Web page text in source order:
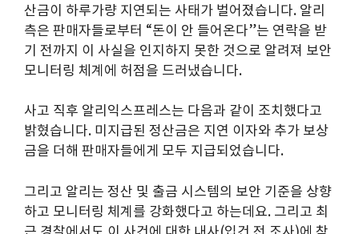
산금이 하루가량 지연되는 사태가 벌어졌습니다. 알리
측은 판매자들로부터 “돈이 안 들어온다”는 연락을 받
기 전까지 이 사실을 인지하지 못한 것으로 알려져 보안
모니터링 체계에 허점을 드러냈습니다.
사고 직후 알리익스프레스는 다음과 같이 조치했다고
밝혔습니다. 미지급된 정산금은 지연 이자와 추가 보상
금을 더해 판매자들에게 모두 지급되었습니다.
그리고 알리는 정산 및 출금 시스템의 보안 기준을 상향
하고 모니터링 체계를 강화했다고 하는데요. 그리고 최